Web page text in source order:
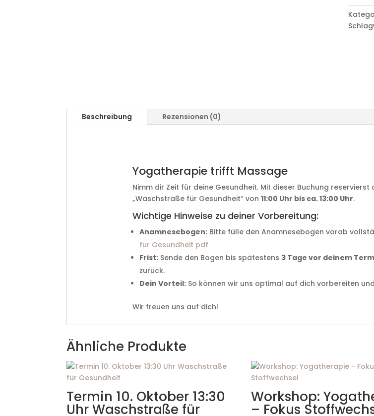
11:00
Uhr
Beschreibung Rezensionen (0)
Yogatherapie trifft Massage
Nimm dir Zeit für deine Gesundheit. Mit dieser Buchung
„Waschstraße für Gesundheit“ von 11:00 Uhr bis ca. 13:00 Uhr.
Wichtige Hinweise zu deiner Vorbereitung:
Anamnesebogen:Bitte fülle den Anamnesebogen vorab
für Gesundheit pdf
Frist:Sende den Bogen bis spätestens 3 Tage vor deinem
zurück.
Dein Vorteil:So können wir uns optimal auf dich vorbereiten
Wir freuen uns auf dich!
Ähnliche Produkte
Termin 10. Oktober 13:30
Uhr Waschstraße für
Workshop:
– Fokus